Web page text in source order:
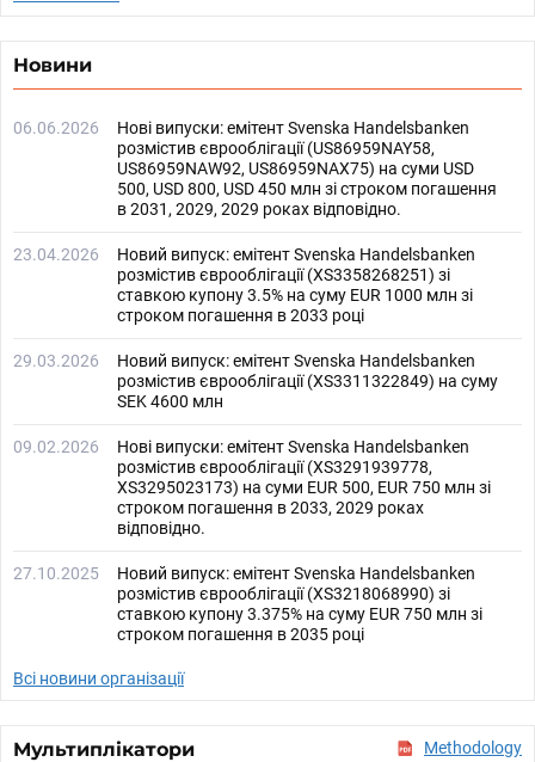
Новини
06.06.2026
Нові випуски: емітент Svenska Handelsbanken
розмістив єврооблігації (US86959NAY58,
US86959NAW92, US86959NAX75) на суми USD
500, USD 800, USD 450 млн зі строком погашення
в 2031, 2029, 2029 роках відповідно.
23.04.2026
Новий випуск: емітент Svenska Handelsbanken
розмістив єврооблігації (XS3358268251) зі
ставкою купону 3.5% на суму EUR 1000 млн зі
строком погашення в 2033 році
29.03.2026
Новий випуск: емітент Svenska Handelsbanken
розмістив єврооблігації (XS3311322849) на суму
SEK 4600 млн
09.02.2026
Нові випуски: емітент Svenska Handelsbanken
розмістив єврооблігації (XS3291939778,
XS3295023173) на суми EUR 500, EUR 750 млн зі
строком погашення в 2033, 2029 роках
відповідно.
27.10.2025
Новий випуск: емітент Svenska Handelsbanken
розмістив єврооблігації (XS3218068990) зі
ставкою купону 3.375% на суму EUR 750 млн зі
строком погашення в 2035 році
Всі новини організації
Мультиплікатори Methodology